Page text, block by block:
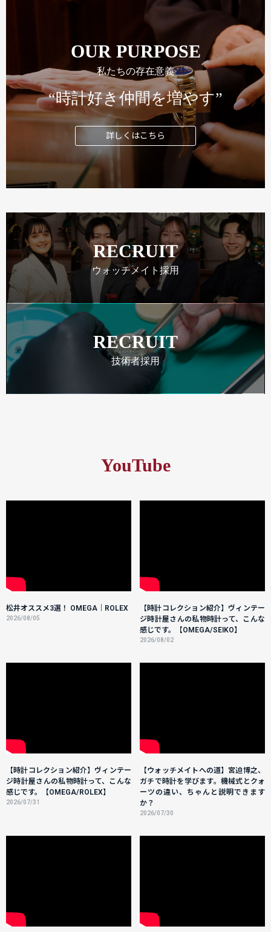
OUR PURPOSE
私たちの存在意義
“時計好き仲間を増やす”
詳しくはこちら
RECRUIT
ウォッチメイト採用
RECRUIT
技術者採用
YouTube
松井オススメ3選！ OMEGA｜ROLEX
2026/08/05
【時計コレクション紹介】ヴィンテー
ジ時計屋さんの私物時計って、こんな
感じです。【OMEGA/SEIKO】
2026/08/02
【時計コレクション紹介】ヴィンテー
ジ時計屋さんの私物時計って、こんな
感じです。【OMEGA/ROLEX】
2026/07/31
【ウォッチメイトへの道】宮迫博之、
ガチで時計を学びます。機械式とクォ
ーツの違い、ちゃんと説明できます
か？
2026/07/30